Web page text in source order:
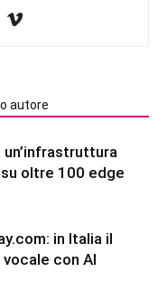
autore
oltre 100 edge
in Italia il
con AI